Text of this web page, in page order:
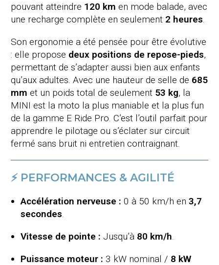
pouvant atteindre 120 km en mode balade, avec
une recharge complète en seulement 2 heures.
Son ergonomie a été pensée pour être évolutive
: elle propose deux positions de repose-pieds,
permettant de s’adapter aussi bien aux enfants
qu’aux adultes. Avec une hauteur de selle de 685
mm et un poids total de seulement 53 kg, la
MINI est la moto la plus maniable et la plus fun
de la gamme E Ride Pro. C’est l’outil parfait pour
apprendre le pilotage ou s’éclater sur circuit
fermé sans bruit ni entretien contraignant.
⚡ PERFORMANCES & AGILITÉ
Accélération nerveuse : 0 à 50 km/h en3,7
secondes.
Vitesse de pointe : Jusqu’à 80 km/h.
Puissance moteur : 3 kW nominal / 8 kW